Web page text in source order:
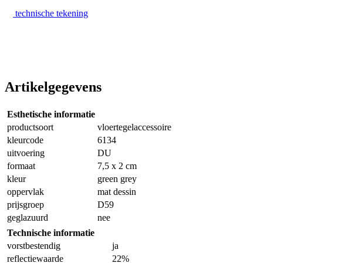
technische tekening
Artikelgegevens
Esthetische informatie
productsoort
vloertegelaccessoire
kleurcode
6134
uitvoering
DU
formaat
7,5 x 2 cm
kleur
green grey
oppervlak
mat dessin
prijsgroep
D59
geglazuurd
nee
Technische informatie
vorstbestendig
ja
reflectiewaarde
22%